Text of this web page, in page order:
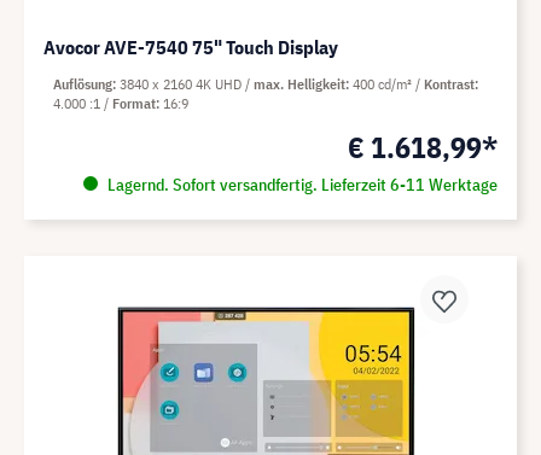
Avocor AVE-7540 75" Touch Display
€ 1.618,99*
Lagernd. Sofort versandfertig. Lieferzeit 6-11 Werktage
Auflösung 3840 x 2160 4K UHD max. Helligkeit 400 cd/m²
Kontrast
4.000 :1
Format 16:9